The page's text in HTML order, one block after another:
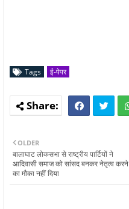
Tags ई-पेपर
OLDER
बालाघाट लोकसभा से राष्ट्रीय पार्टियों ने
आदिवासी समाज को सांसद बनकर नेतृत्व करने
का मौका नहीं दिया